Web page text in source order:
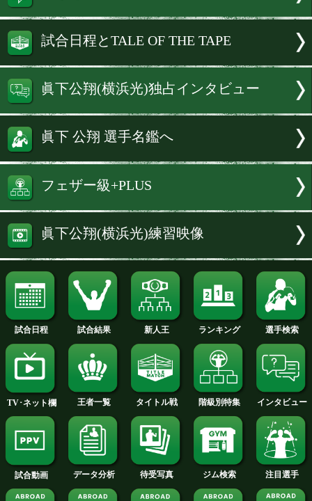
ースフェザー級王座決定戦に臨む眞下公
横浜光)からは、プロボクサーの自覚が
た。友良瑠偉斗(23=真正)との東西若武
注目が集まっている。
続きを読む
眞下公翔(横浜光)独占インタビュ
眞下 公翔 選手名鑑へ
フェザー級+PLUS
眞下公翔(横浜光)練習映像